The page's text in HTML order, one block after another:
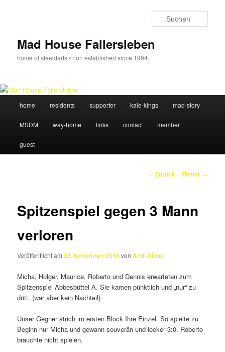
Mad House Fallersleben
home of steeldarts • non established since 1994
home residents supporter kale-kings mad-story
MSDM way-home links contact member
guest
Beitrags-
← Zurück Weiter →
Spitzenspiel gegen 3 Mann
verloren
Veröffentlicht am28. November 2015vonAndi Kiene
Micha, Holger, Maurice, Roberto und Dennis erwarteten zum
Spitzenspiel Abbesbüttel A. Sie kamen pünktlich und „nur“ zu
dritt. (war aber kein Nachteil)
Unser Gegner strich im ersten Block Ihre Einzel. So spielte zu
Beginn nur Micha und gewann souverän und locker 3:0. Roberto
brauchte nicht spielen.